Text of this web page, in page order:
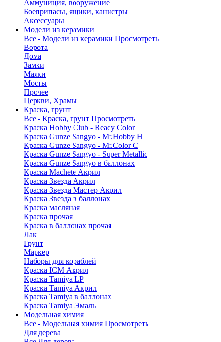
Аммуниция, вооружение
Боеприпасы, ящики, канистры
Аксессуары
Модели из керамики
Все - Модели из керамики Просмотреть
Ворота
Дома
Замки
Маяки
Мосты
Прочее
Церкви, Храмы
Краска, грунт
Все - Краска, грунт Просмотреть
Краска Hobby Club - Ready Color
Краска Gunze Sangyo - Mr.Hobby H
Краска Gunze Sangyo - Mr.Color C
Краска Gunze Sangyo - Super Metallic
Краска Gunze Sangyo в баллонах
Краска Machete Акрил
Краска Звезда Акрил
Краска Звезда Мастер Акрил
Краска Звезда в баллонах
Краска масляная
Краска прочая
Краска в баллонах прочая
Лак
Грунт
Маркер
Наборы для кораблей
Краска ICM Акрил
Краска Tamiya LP
Краска Tamiya Акрил
Краска Tamiya в баллонах
Краска Tamiya Эмаль
Модельная химия
Все - Модельная химия Просмотреть
Для дерева